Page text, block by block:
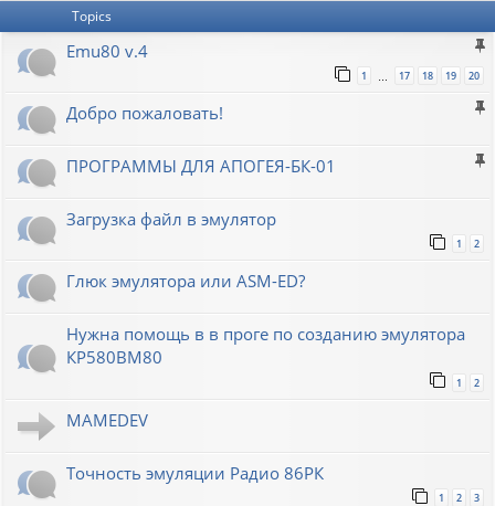
Topics
Emu80 v.4
1 … 17 18 19 20
Добро пожаловать!
ПРОГРАММЫ ДЛЯ АПОГЕЯ-БК-01
Загрузка файл в эмулятор
1 2
Глюк эмулятора или ASM-ED?
Нужна помощь в в проге по созданию эмулятора
КР580ВМ80
1 2
MAMEDEV
Точность эмуляции Радио 86РК
1 2 3